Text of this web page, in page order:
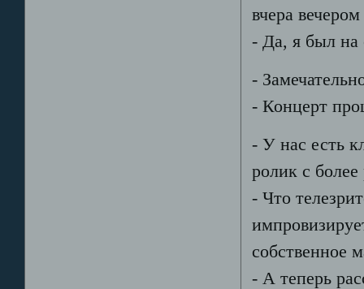
вчера
- Да, я был на
-
- Концерт
- У нас есть
ролик с более
- Что
собственное
- А теперь